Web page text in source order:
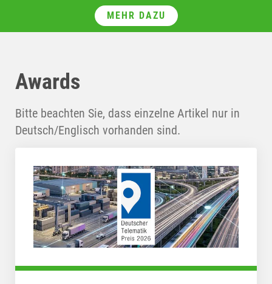
MEHR DAZU
Awards
Bitte beachten Sie, dass einzelne Artikel nur in
Deutsch/Englisch vorhanden sind.